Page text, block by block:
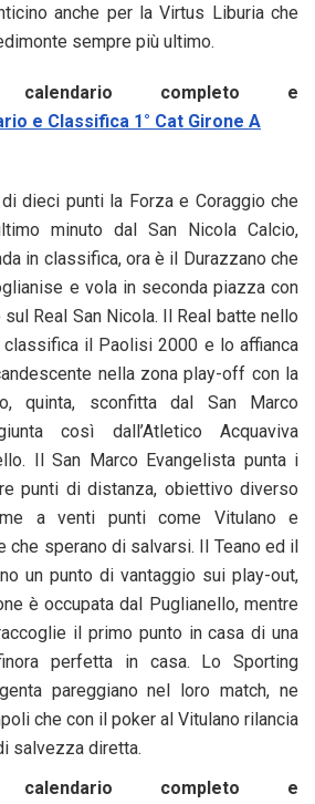
anche per la Virtus Liburia che
sempre più ultimo.
completo e
e Classifica 1° Cat Girone A
dieci punti la Forza e Coraggio che
minuto dal San Nicola Calcio,
in classifica, ora è il Durazzano che
e vola in seconda piazza con
Real San Nicola. Il Real batte nello
classifica il Paolisi 2000 e lo affianca
nella zona play-off con la
quinta, sconfitta dal San Marco
così dall’Atletico Acquaviva
Il San Marco Evangelista punta i
punti di distanza, obiettivo diverso
a venti punti come Vitulano e
che sperano di salvarsi. Il Teano ed il
un punto di vantaggio sui play-out,
è occupata dal Puglianello, mentre
il primo punto in casa di una
perfetta in casa. Lo Sporting
pareggiano nel loro match, ne
che con il poker al Vitulano rilancia
salvezza diretta.
completo e